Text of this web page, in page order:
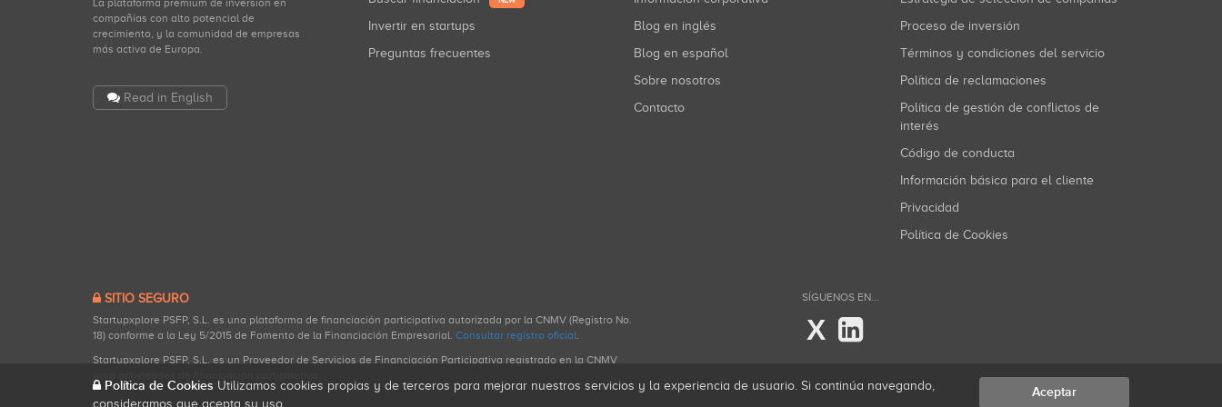
La plataforma premium de inversión en
compañías con alto potencial de
crecimiento, y la comunidad de empresas
más activa de Europa.
Read in English
Invertir en startups
Preguntas frecuentes
Blog en inglés
Blog en español
Sobre nosotros
Contacto
Proceso de inversión
Términos y condiciones del servicio
Política de reclamaciones
Política de gestión de conflictos de
interés
Código de conducta
Información básica para el cliente
Privacidad
Política de Cookies
SITIO SEGURO
Startupxplore PSFP, S.L. es una plataforma de financiación participativa autorizada por la CNMV (Registro No.
18) conforme a la Ley 5/2015 de Fomento de la Financiación Empresarial. Consultar registro oficial.
Startupxplore PSFP, S.L. es un Proveedor de Servicios de Financiación Participativa registrado en la CNMV
SÍGUENOS EN...
X
Política de Cookies Utilizamos cookies propias y de terceros para mejorar nuestros servicios y la experiencia de usuario. Si continúa navegando,
consideramos que acepta su uso.
Aceptar